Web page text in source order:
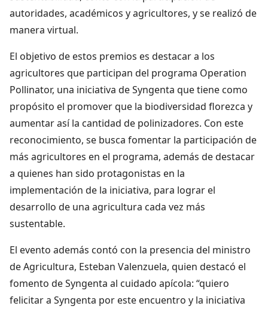
autoridades, académicos y agricultores, y se realizó de
manera virtual.
El objetivo de estos premios es destacar a los
agricultores que participan del programa Operation
Pollinator, una iniciativa de Syngenta que tiene como
propósito el promover que la biodiversidad florezca y
aumentar así la cantidad de polinizadores. Con este
reconocimiento, se busca fomentar la participación de
más agricultores en el programa, además de destacar
a quienes han sido protagonistas en la
implementación de la iniciativa, para lograr el
desarrollo de una agricultura cada vez más
sustentable.
El evento además contó con la presencia del ministro
de Agricultura, Esteban Valenzuela, quien destacó el
fomento de Syngenta al cuidado apícola: “quiero
felicitar a Syngenta por este encuentro y la iniciativa